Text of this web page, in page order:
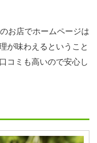
お店でホームページは
が味わえるということ
コミも高いので安心し